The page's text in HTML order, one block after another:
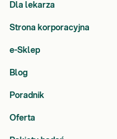
Dla lekarza
Strona korporacyjna
e-Sklep
Blog
Poradnik
Oferta